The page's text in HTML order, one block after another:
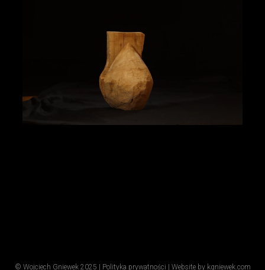
© Wojciech Gniewek 2025 | Polityka prywatności Website by kgniewek.com